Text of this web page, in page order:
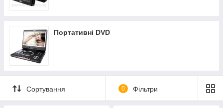
Портативні DVD
Сортування 0 Фільтри